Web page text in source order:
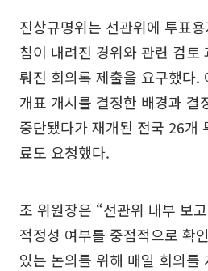
진상규명위는 선관위에 투표
침이 내려진 경위와 관련 검토
뤄진 회의록 제출을 요구했다.
개표 개시를 결정한 배경과 결
중단됐다가 재개된 전국 26개
료도 요청했다.
조 위원장은 “선관위 내부 보
적정성 여부를 중점적으로 확
있는 논의를 위해 매일 회의를